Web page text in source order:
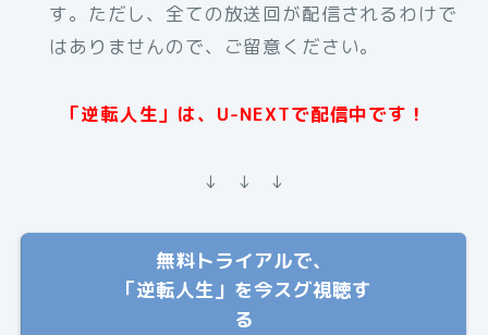
す。ただし、全ての放送回が配信されるわけで
はありませんので、ご留意ください。
「逆転人生」は、U-NEXTで配信中です！
↓ ↓ ↓
無料トライアルで、
「逆転人生」を今スグ視聴す
る